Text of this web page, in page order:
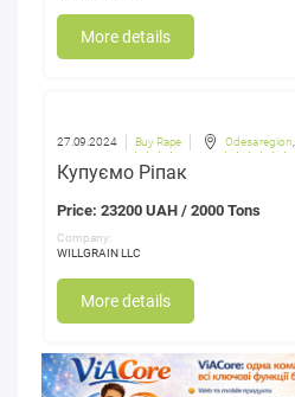
More details
27.09.2024 Buy Rape Odesa region
Купуємо Ріпак
Price: 23200 UAH / 2000 Tons
Company:
WILLGRAIN LLC
More details